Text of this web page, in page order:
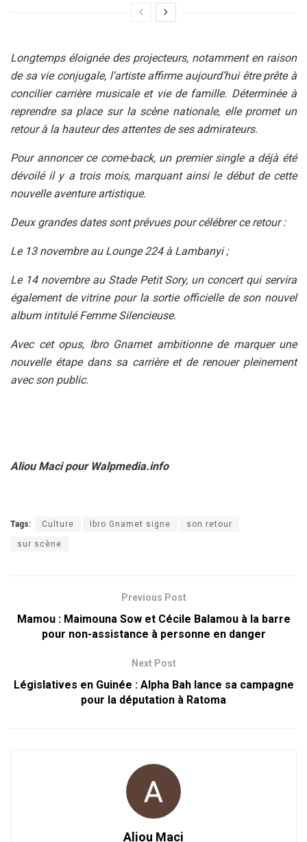
Longtemps éloignée des projecteurs, notamment en raison
de sa vie conjugale, l’artiste affirme aujourd’hui être prête à
concilier carrière musicale et vie de famille. Déterminée à
reprendre sa place sur la scène nationale, elle promet un
retour à la hauteur des attentes de ses admirateurs.
Pour annoncer ce come-back, un premier single a déjà été
dévoilé il y a trois mois, marquant ainsi le début de cette
nouvelle aventure artistique.
Deux grandes dates sont prévues pour célébrer ce retour :
Le 13 novembre au Lounge 224 à Lambanyi ;
Le 14 novembre au Stade Petit Sory, un concert qui servira
également de vitrine pour la sortie officielle de son nouvel
album intitulé Femme Silencieuse.
Avec cet opus, Ibro Gnamet ambitionne de marquer une
nouvelle étape dans sa carrière et de renouer pleinement
avec son public.
Aliou Maci pour Walpmedia.info
Tags: Culture Ibro Gnamet signe son retour
sur scène
Previous Post
Mamou : Maimouna Sow et Cécile Balamou à la barre
pour non-assistance à personne en danger
Next Post
Législatives en Guinée : Alpha Bah lance sa campagne
pour la députation à Ratoma
Aliou Maci